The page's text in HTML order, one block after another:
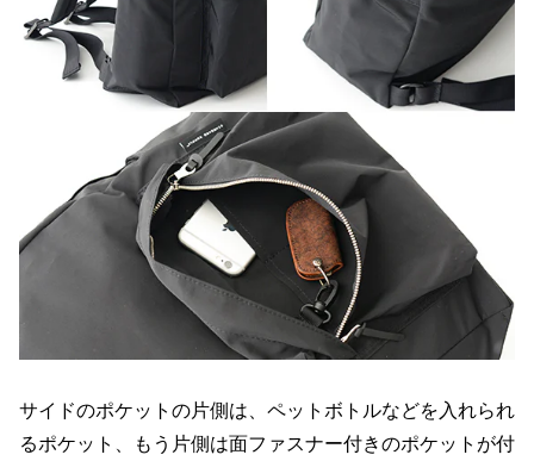
サイドのポケットの片側は、ペットボトルなどを入れられ
るポケット、もう片側は面ファスナー付きのポケットが付